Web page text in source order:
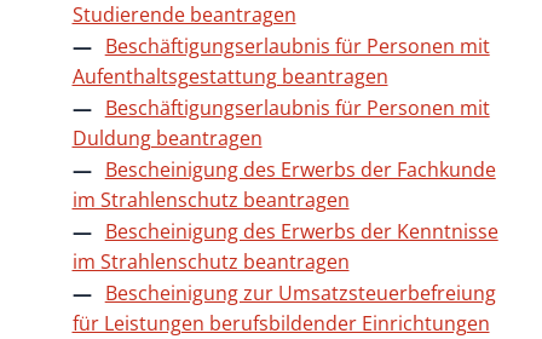
Studierende beantragen
Beschäftigungserlaubnis für Personen mit
Aufenthaltsgestattung beantragen
Beschäftigungserlaubnis für Personen mit
Duldung beantragen
Bescheinigung des Erwerbs der Fachkunde
im Strahlenschutz beantragen
Bescheinigung des Erwerbs der Kenntnisse
im Strahlenschutz beantragen
Bescheinigung zur Umsatzsteuerbefreiung
für Leistungen berufsbildender Einrichtungen